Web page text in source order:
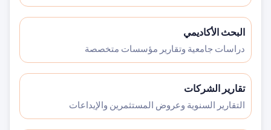
البحث الأكاديمي
دراسات جامعية وتقارير مؤسسات متخصصة
تقارير الشركات
التقارير السنوية وعروض المستثمرين والإيداعات